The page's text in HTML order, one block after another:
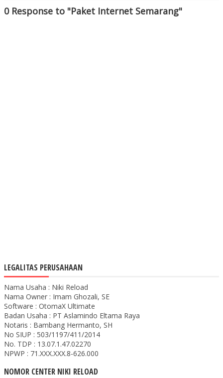
0 Response to "Paket Internet Semarang"
LEGALITAS PERUSAHAAN
Nama Usaha : Niki Reload
Nama Owner : Imam Ghozali, SE
Software : OtomaX Ultimate
Badan Usaha : PT Aslamindo Eltama Raya
Notaris : Bambang Hermanto, SH
No SIUP : 503/1197/411/2014
No. TDP : 13.07.1.47.02270
NPWP : 71.XXX.XXX.8-626.000
NOMOR CENTER NIKI RELOAD